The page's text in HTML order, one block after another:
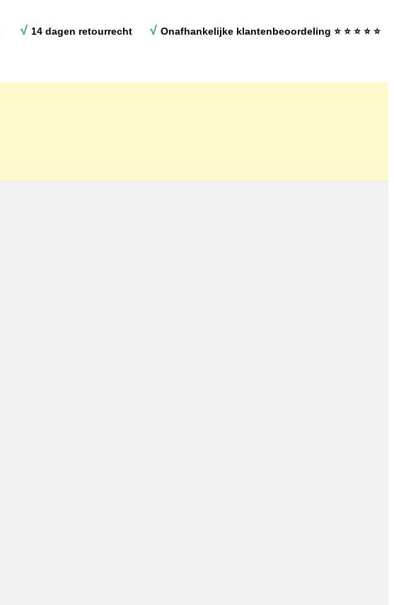
√ 14 dagen retourrecht √ Onafhankelijke klantenbeoordeling ⭐ ⭐ ⭐ ⭐ ⭐